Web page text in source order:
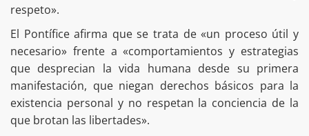
respeto».
El Pontífice afirma que se trata de «un proceso útil y
necesario» frente a «comportamientos y estrategias
que desprecian la vida humana desde su primera
manifestación, que niegan derechos básicos para la
existencia personal y no respetan la conciencia de la
que brotan las libertades».